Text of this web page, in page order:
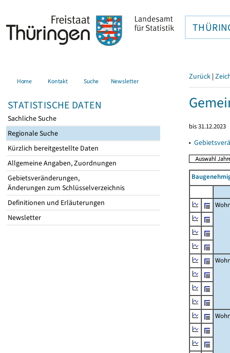
Home Kontakt Suche Newsletter
STATISTISCHE DATEN
Sachliche Suche
Regionale Suche
Kürzlich bereitgestellte Daten
Allgemeine Angaben, Zuordnungen
Gebietsveränderungen,
Änderungen zum Schlüsselverzeichnis
Definitionen und Erläuterungen
Newsletter
Zurück |
bis 31.12.2023
▸